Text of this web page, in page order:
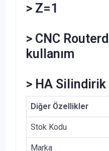
> Z=1
> CNC
kullanım
> HA
Diğer Özellikler
Stok Kodu
Marka